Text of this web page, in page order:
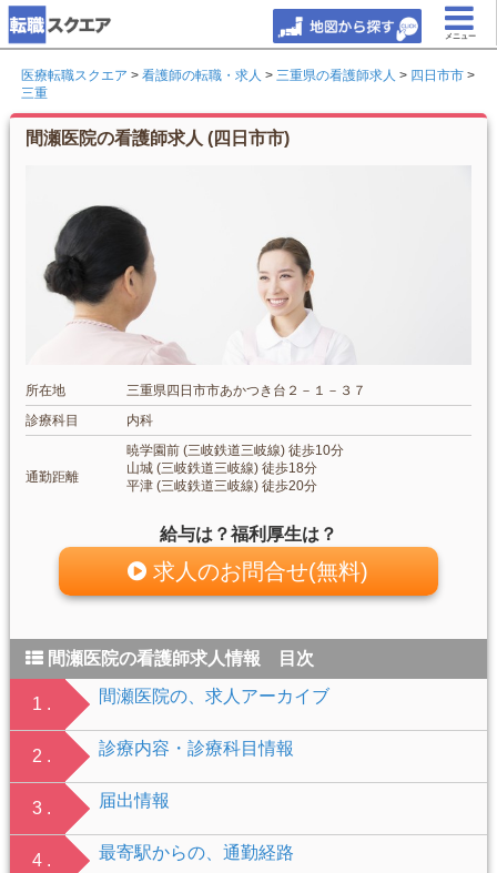
メニュー
医療転職スクエア > 看護師の転職・求人 > 三重県の看護師求人 > 四日市市 >
三重
間瀬医院の看護師求人 (四日市市)
所在地
三重県四日市市あかつき台２－１－３７
診療科目
内科
通勤距離
暁学園前 (三岐鉄道三岐線) 徒歩10分
山城 (三岐鉄道三岐線) 徒歩18分
平津 (三岐鉄道三岐線) 徒歩20分
給与は？福利厚生は？
求人のお問合せ(無料)
間瀬医院の看護師求人情報 目次
1 . 間瀬医院の、求人アーカイブ
2 . 診療内容・診療科目情報
3 . 届出情報
4 . 最寄駅からの、通勤経路